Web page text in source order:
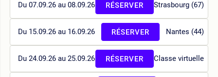
Du 07.09.26 au 08.09.26 Strasbourg (67)
RÉSERVER
Du 15.09.26 au 16.09.26 Nantes (44)
RÉSERVER
Du 24.09.26 au 25.09.26 Classe virtuelle
RÉSERVER